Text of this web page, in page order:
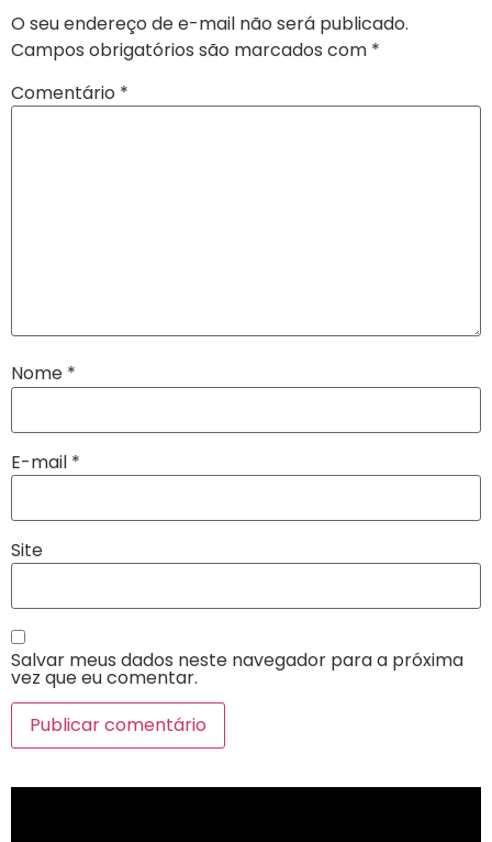
O seu endereço de e-mail não será publicado.
Campos obrigatórios são marcados com *
Comentário *
Nome *
E-mail *
Site
Salvar meus dados neste navegador para a próxima
vez que eu comentar.